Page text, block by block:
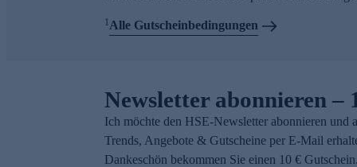
1Alle Gutscheinbedingungen
Newsletter abonnieren –
Ich möchte den HSE-Newsletter abonnieren und
Trends, Angebote & Gutscheine per E-Mail
Dankeschön bekommen Sie einen 10 €